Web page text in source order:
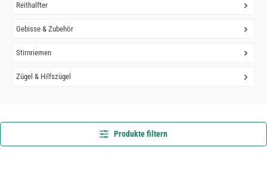
Reithalfter
Gebisse & Zubehör
Stirnriemen
Zügel & Hilfszügel
Produkte filtern